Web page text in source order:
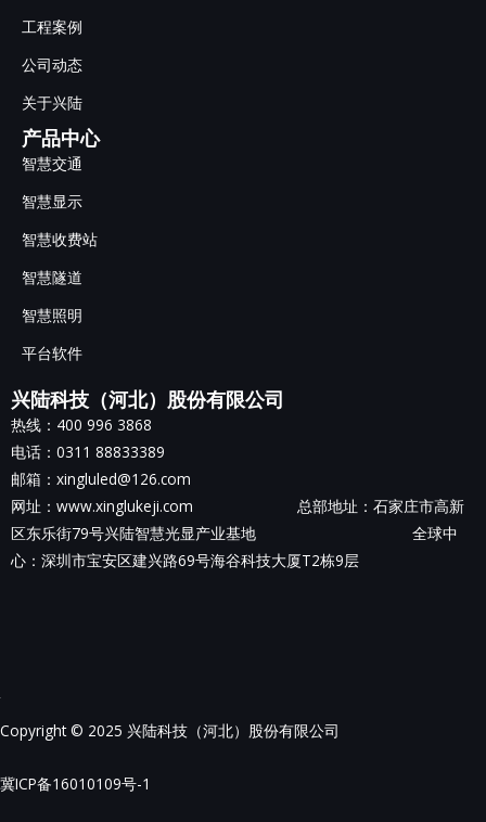
工程案例
公司动态
关于兴陆
产品中心
智慧交通
智慧显示
智慧收费站
智慧隧道
智慧照明
平台软件
兴陆科技（河北）股份有限公司
热线：400 996 3868
电话：0311 88833389
邮箱：xingluled@126.com
网址：www.xinglukeji.com 总部地址： 石家庄市高新
区东乐街79号兴陆智慧光显产业基地 全球中
心：深圳市宝安区建兴路69号海谷科技大厦T2栋9层
Copyright © 2025 兴陆科技（河北）股份有限公司
冀ICP备16010109号-1